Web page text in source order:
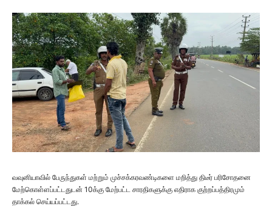
வவுனியாவில் பேருந்துகள் மற்றும் முச்சக்கரவண்டிகளை மறித்து திடீர் பரிசோதனை
மேற்கொள்ளப்பட்டதுடன் 10க்கு மேற்பட்ட சாரதிகளுக்கு எதிராக குற்றப்பத்திரமும்
தாக்கல் செய்யப்பட்டது.